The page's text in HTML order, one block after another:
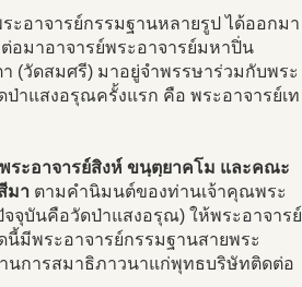
ะอาจารย์กรรมฐานหลายรูป ได้ออกมา
มาอาจารย์พระอาจารย์มหาปิ่น
(วัดสมศรี) มาอยู่จำพรรษาร่วมกับพระ
ป่าแสงอรุณครั้งแรก คือ พระอาจารย์เท
ะอาจารย์สิงห์ ขนฺตฺยาคโม และคณะ
มา ตามคำนิมนต์ของท่านเจ้าคุณพระ
จุบันคือวัดป่าแสงอรุณ) ให้พระอาจารย์
มีพระอาจารย์กรรมฐานสายพระ
นการสมาธิภาวนาแก่พุทธบริษัทติดต่อ